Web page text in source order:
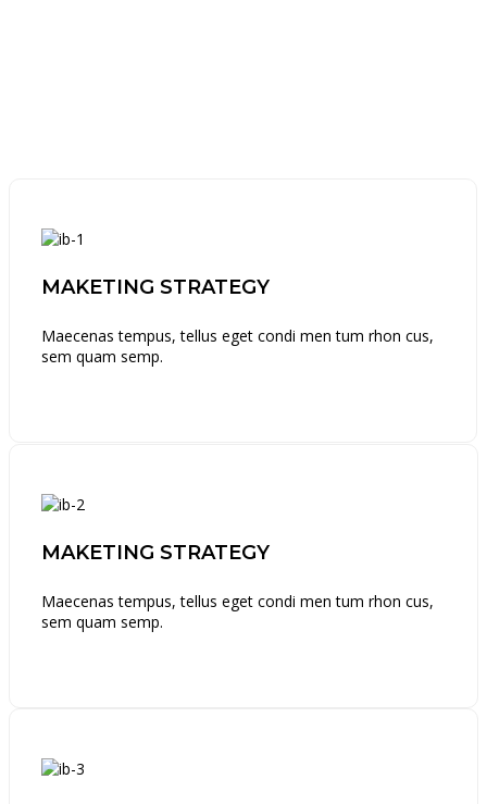
MAKETING STRATEGY
Maecenas tempus, tellus eget condi men tum rhon cus,
sem quam semp.
MAKETING STRATEGY
Maecenas tempus, tellus eget condi men tum rhon cus,
sem quam semp.